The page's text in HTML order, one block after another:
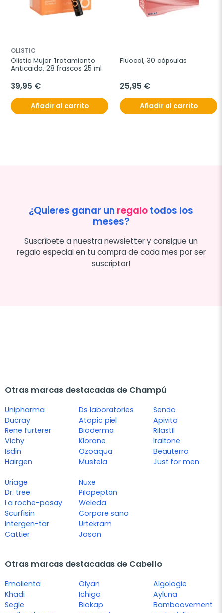
OLISTIC
Olistic Mujer Tratamiento
Anticaida, 28 frascos 25 ml
39,95 €
Añadir al carrito
Fluocol, 30 cápsulas
25,95 €
Añadir al carrito
¿Quieres ganar un regalotodos los
meses?
Suscríbete a nuestra newsletter y consigue un
regalo especial en tu compra de cada mes por ser
suscriptor!
Otras marcas destacadas de Champú
Unipharma
Ducray
Rene furterer
Vichy
Isdin
Hairgen
Ds laboratories
Atopic piel
Bioderma
Klorane
Ozoaqua
Mustela
Sendo
Apivita
Rilastil
Iraltone
Beauterra
Just for men
Uriage
Dr. tree
La roche-posay
Scurfisin
Intergen-tar
Cattier
Nuxe
Pilopeptan
Weleda
Corpore sano
Urtekram
Jason
Otras marcas destacadas de Cabello
Emolienta
Khadi
Segle
Olyan
Ichigo
Biokap
Algologie
Ayluna
Bamboovement